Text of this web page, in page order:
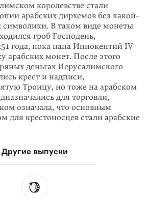
королевстве стали
араб­ских дирхемов без какой-
символики. В таком виде монеты
гроб Господень,
года, пока папа Иннокентий IV
арабских монет. После этого
деньгах Иерусалимского
крест и надписи,
Троицу, но тоже на арабском
для торговли,
означала, что основным
для кресто­носцев стали арабские
Другие выпуски